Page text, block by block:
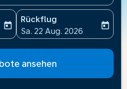
date-aria-label
today
Rückflug
fc-booking-return-date-
Sa. 22 Aug. 2026
today
ansehen